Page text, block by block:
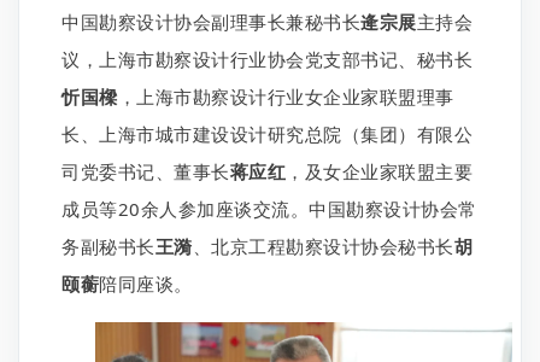
中国勘察设计协会副理事长兼秘书长逄宗展主持会
议，上海市勘察设计行业协会党支部书记、秘书长
忻国樑 ，上海市勘察设计行业女企业家联盟理事
长、上海市城市建设设计研究总院（集团）有限公
司党委书记、董事长蒋应红 ，及女企业家联盟主要
成员等20余人参加座谈交流。中国勘察设计协会常
务副秘书长王漪 、北京工程勘察设计协会秘书长胡
颐蘅陪同座谈。